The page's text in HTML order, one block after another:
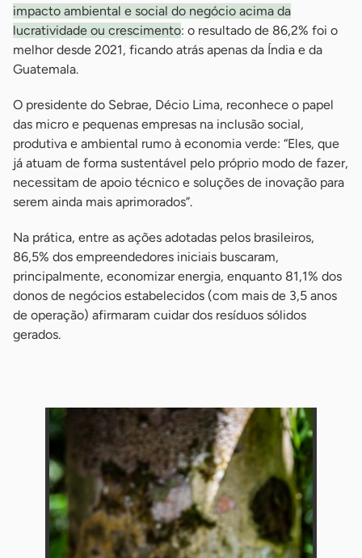
impacto ambiental e social do negócio acima da
lucratividade ou crescimento: o resultado de 86,2% foi o
melhor desde 2021, ficando atrás apenas da Índia e da
Guatemala.
O presidente do Sebrae, Décio Lima, reconhece o papel
das micro e pequenas empresas na inclusão social,
produtiva e ambiental rumo à economia verde: “Eles, que
já atuam de forma sustentável pelo próprio modo de fazer,
necessitam de apoio técnico e soluções de inovação para
serem ainda mais aprimorados”.
Na prática, entre as ações adotadas pelos brasileiros,
86,5% dos empreendedores iniciais buscaram,
principalmente, economizar energia, enquanto 81,1% dos
donos de negócios estabelecidos (com mais de 3,5 anos
de operação) afirmaram cuidar dos resíduos sólidos
gerados.